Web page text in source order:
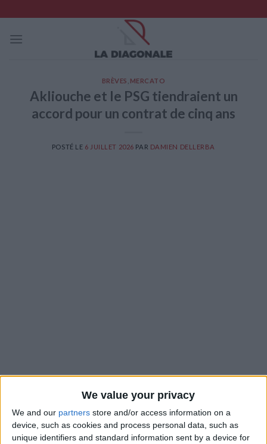
We value your privacy
We and our partners store and/or access information on a
device, such as cookies and process personal data, such as
unique identifiers and standard information sent by a device for
to
content
BRÈVES MERCATO
Akliouche et le PSG tiendraient un
accord pour un contrat de cinq ans
POSTÉ LE 6 JUILLET 2026 PAR DAMIEN DELLERBA